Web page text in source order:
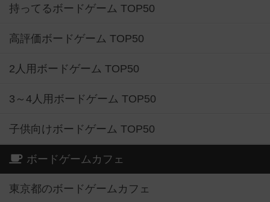
持ってるボードゲーム TOP50
高評価ボードゲーム TOP50
2人用ボードゲーム TOP50
3～4人用ボードゲーム TOP50
子供向けボードゲーム TOP50
ボードゲームカフェ
東京都のボードゲームカフェ